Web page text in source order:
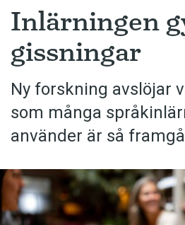
Inlärningen
gissningar
Ny forskning avslöjar
som många
använder är så